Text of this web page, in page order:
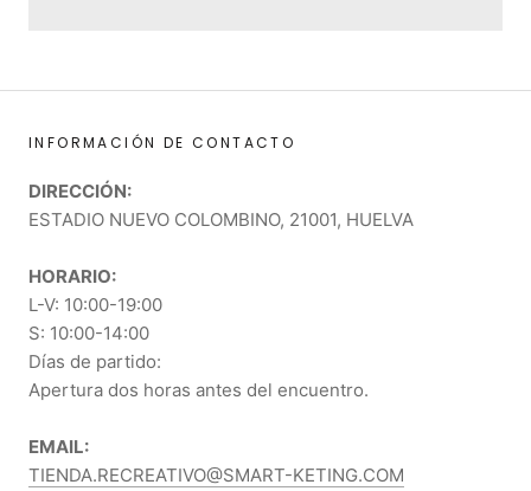
INFORMACIÓN DE CONTACTO
DIRECCIÓN:
ESTADIO NUEVO COLOMBINO, 21001, HUELVA
HORARIO:
L-V: 10:00-19:00
S: 10:00-14:00
Días de partido:
Apertura dos horas antes del encuentro.
EMAIL:
TIENDA.RECREATIVO@SMART-KETING.COM